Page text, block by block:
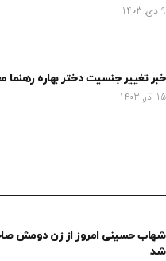
9 دی, 1403
خبر تغییر جنسیت دختر بهاره رهنما
15 آذر, 1403
شهاب حسینی امروز از زن دومش
شد